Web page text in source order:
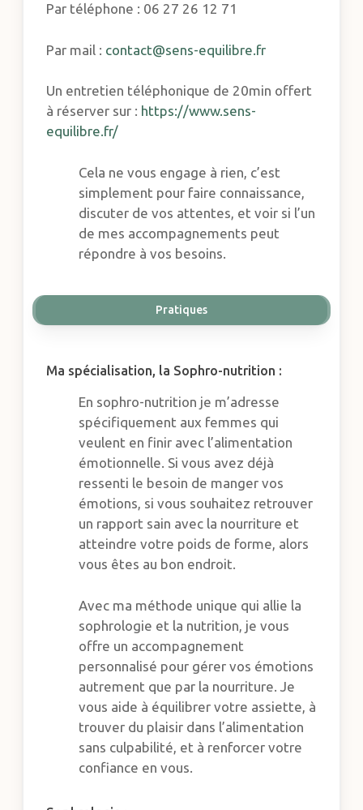
Par téléphone : 06 27 26 12 71
Par mail : contact@sens-equilibre.fr
Un entretien téléphonique de 20min offert
à réserver sur : https://www.sens-
equilibre.fr/
Cela ne vous engage à rien, c’est
simplement pour faire connaissance,
discuter de vos attentes, et voir si l’un
de mes accompagnements peut
répondre à vos besoins.
Pratiques
Ma spécialisation, la Sophro-nutrition :
En sophro-nutrition je m’adresse
spécifiquement aux femmes qui
veulent en finir avec l’alimentation
émotionnelle. Si vous avez déjà
ressenti le besoin de manger vos
émotions, si vous souhaitez retrouver
un rapport sain avec la nourriture et
atteindre votre poids de forme, alors
vous êtes au bon endroit.
Avec ma méthode unique qui allie la
sophrologie et la nutrition, je vous
offre un accompagnement
personnalisé pour gérer vos émotions
autrement que par la nourriture. Je
vous aide à équilibrer votre assiette, à
trouver du plaisir dans l’alimentation
sans culpabilité, et à renforcer votre
confiance en vous.